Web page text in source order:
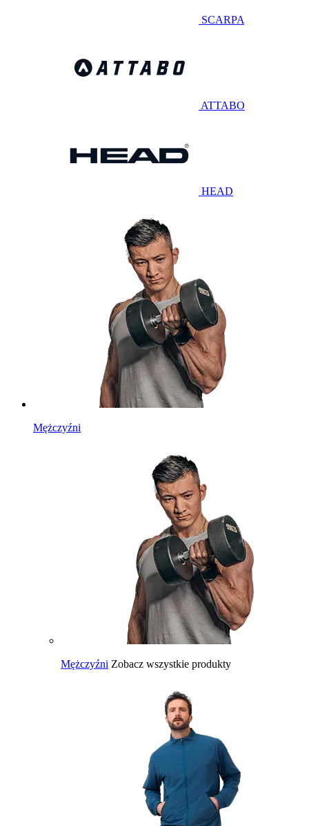
SCARPA
ATTABO
HEAD
Mężczyźni
Mężczyźni Zobacz wszystkie produkty